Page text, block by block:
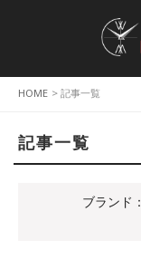
HOME > 記事一覧
記事一覧
ブランド：